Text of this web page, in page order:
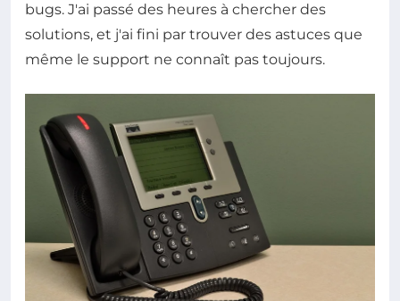
bugs. J'ai passé des heures à chercher des
solutions, et j'ai fini par trouver des astuces que
même le support ne connaît pas toujours.